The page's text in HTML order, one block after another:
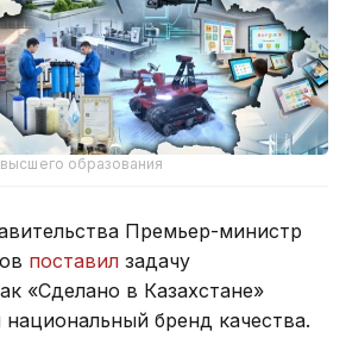
образования
Премьер-министр
поставил задачу
«Сделано в Казахстане»
бренд качества.